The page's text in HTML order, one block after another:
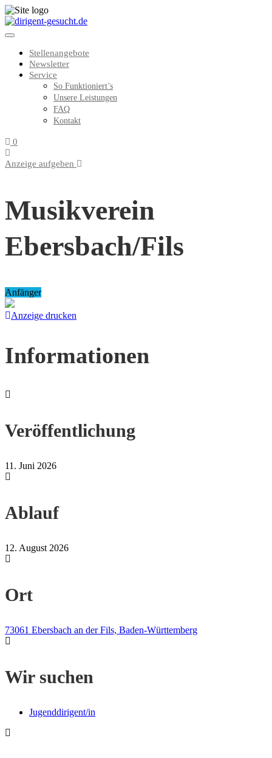
Stellenangebote
Newsletter
Service
So Funktioniert’s
Unsere Leistungen
FAQ
Kontakt
0
Anzeige aufgeben
Musikverein
Ebersbach/Fils
Anfänger
Anzeige drucken
Informationen
Veröffentlichung
11. Juni 2026
Ablauf
12. August 2026
Ort
73061 Ebersbach an der Fils, Baden-Württemberg
Wir suchen
Jugenddirigent/in